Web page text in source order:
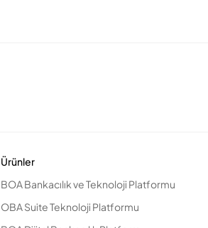
Ürünler
BOA Bankacılık ve Teknoloji Platformu
OBA Suite Teknoloji Platformu